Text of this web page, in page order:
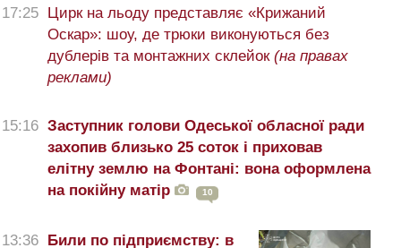
17:25
Цирк на льоду представляє «Крижаний
Оскар»: шоу, де трюки виконуються без
дублерів та монтажних склейок (на правах
реклами)
15:16 Заступник голови Одеської обласної ради
захопив близько 25 соток і приховав
елітну землю на Фонтані: вона оформлена
на покійну матір
10
13:36
Били по підприємству: в